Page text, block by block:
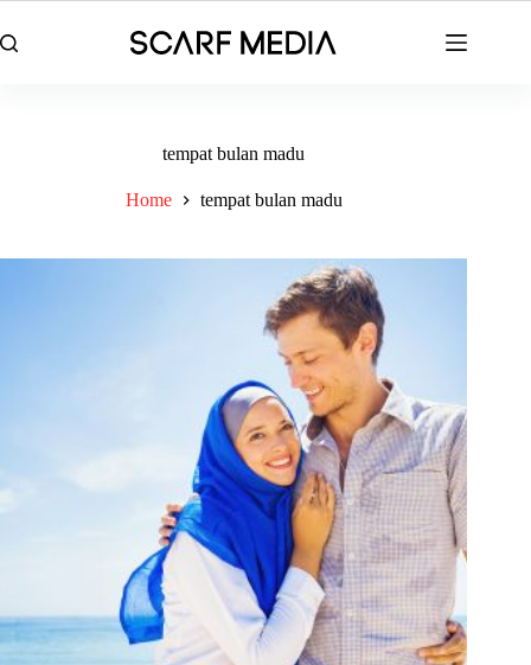
to
content
tempat bulan madu
Home tempat bulan madu